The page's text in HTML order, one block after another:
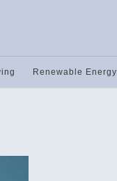
Renewable Energy